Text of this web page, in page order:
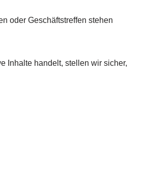
oder Geschäftstreffen stehen
Inhalte handelt, stellen wir sicher,